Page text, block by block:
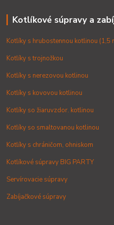
Kotlíkové súpravy a
Kotlíky s hrubostennou kotlinou (1,5
Kotlíky s trojnožkou
Kotlíky s nerezovou kotlinou
Kotlíky s kovovou kotlinou
Kotlíky so žiaruvzdor. kotlinou
Kotlíky so smaltovanou kotlinou
Kotlíky s chráničom, ohniskom
Kotlíkové súpravy BIG PARTY
Servírovacie súpravy
Zabíjačkové súpravy